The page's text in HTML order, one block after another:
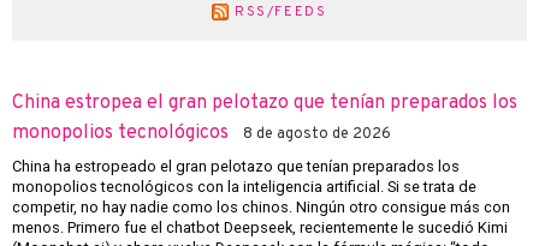
RSS/FEEDS
China estropea el gran pelotazo que tenían preparados los
monopolios tecnológicos
8 de agosto de 2026
China ha estropeado el gran pelotazo que tenían preparados los
monopolios tecnológicos con la inteligencia artificial. Si se trata de
competir, no hay nadie como los chinos. Ningún otro consigue más con
menos. Primero fue el chatbot Deepseek, recientemente le sucedió Kimi